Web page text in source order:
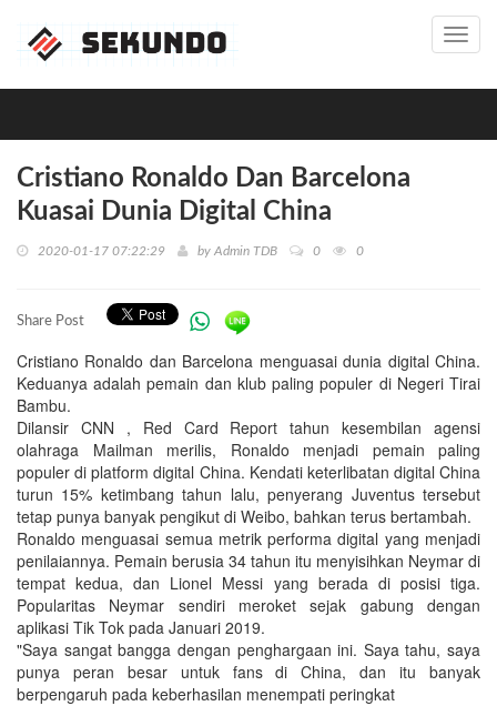
Cristiano Ronaldo Dan Barcelona
Kuasai Dunia Digital China
2020-01-17 07:22:29 by Admin TDB 0 0
Share Post
Cristiano Ronaldo dan Barcelona menguasai dunia digital China.
Keduanya adalah pemain dan klub paling populer di Negeri Tirai
Bambu.
Dilansir CNN , Red Card Report tahun kesembilan agensi
olahraga Mailman merilis, Ronaldo menjadi pemain paling
populer di platform digital China. Kendati keterlibatan digital China
turun 15% ketimbang tahun lalu, penyerang Juventus tersebut
tetap punya banyak pengikut di Weibo, bahkan terus bertambah.
Ronaldo menguasai semua metrik performa digital yang menjadi
penilaiannya. Pemain berusia 34 tahun itu menyisihkan Neymar di
tempat kedua, dan Lionel Messi yang berada di posisi tiga.
Popularitas Neymar sendiri meroket sejak gabung dengan
aplikasi Tik Tok pada Januari 2019.
"Saya sangat bangga dengan penghargaan ini. Saya tahu, saya
punya peran besar untuk fans di China, dan itu banyak
berpengaruh pada keberhasilan menempati peringkat